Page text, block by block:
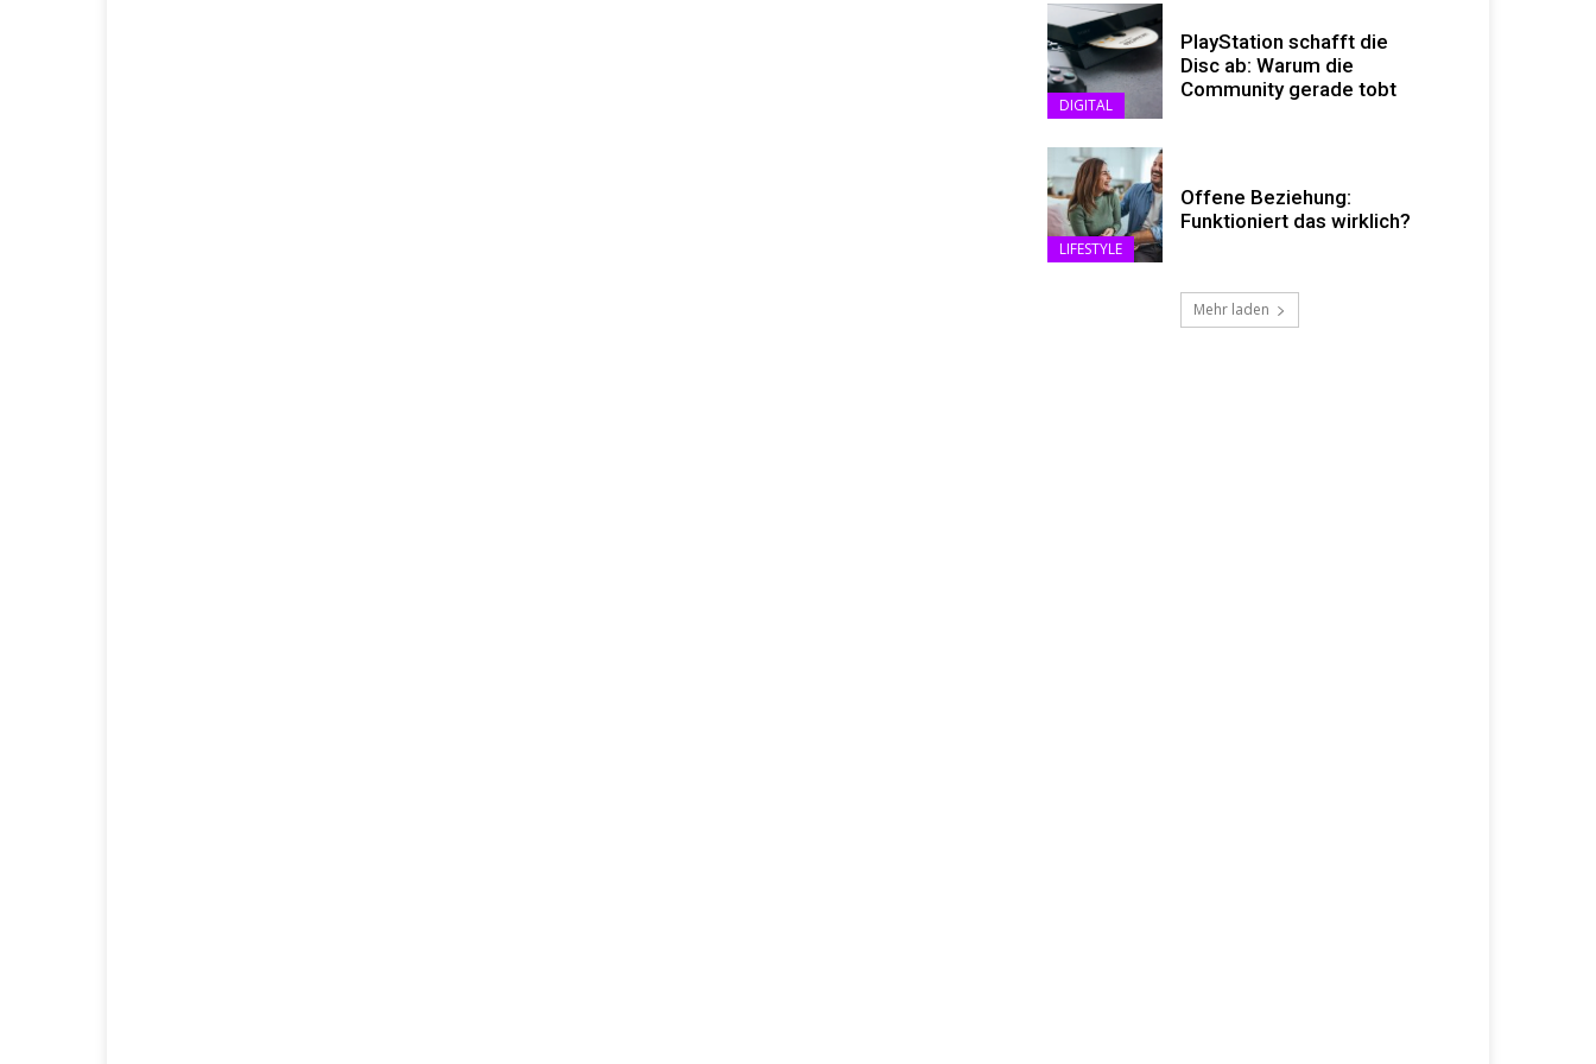
DIGITAL
PlayStation schafft die
Disc ab: Warum die
Community gerade tobt
LIFESTYLE
Offene Beziehung:
Funktioniert das wirklich?
Mehr laden